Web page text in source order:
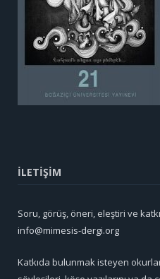
İLETİŞİM
Soru, görüş, öneri, eleştiri ve
info@mimesis-dergi.org
Katkıda bulunmak isteyen